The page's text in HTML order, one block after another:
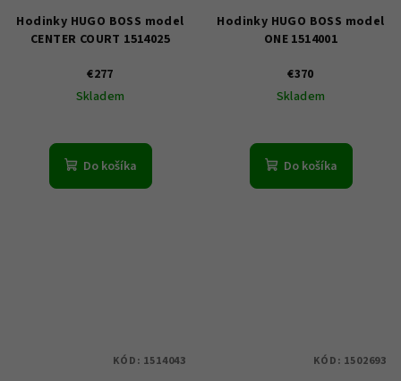
Hodinky HUGO BOSS model
CENTER COURT 1514025
€277
Skladem
Do košíka
Hodinky HUGO BOSS model
ONE 1514001
€370
Skladem
Do košíka
KÓD: 1514043 KÓD: 1502693